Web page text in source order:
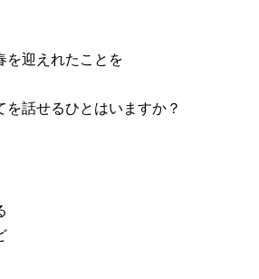
を迎えれたことを
を話せるひとはいますか？